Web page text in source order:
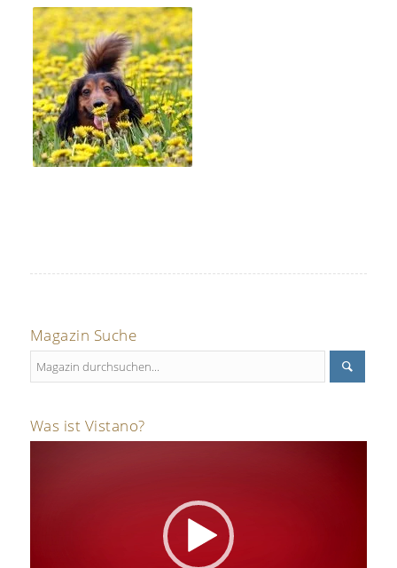
Magazin Suche
Was ist Vistano?